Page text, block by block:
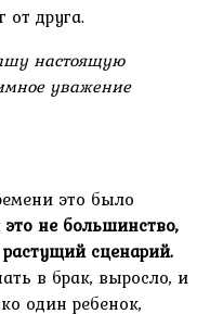
от друга.
настоящую
уважение
это было
это не большинство,
сценарий.
в брак, выросло, и
один ребенок,